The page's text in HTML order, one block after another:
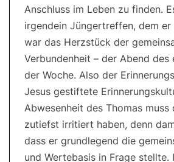
Anschluss im Leben zu finden.
irgendein Jüngertreffen, dem er
war das Herzstück der
Verbundenheit – der Abend des
der Woche. Also der
Jesus gestiftete
Abwesenheit des Thomas muss
zutiefst irritiert haben, denn
dass er grundlegend die
und Wertebasis in Frage stellte.